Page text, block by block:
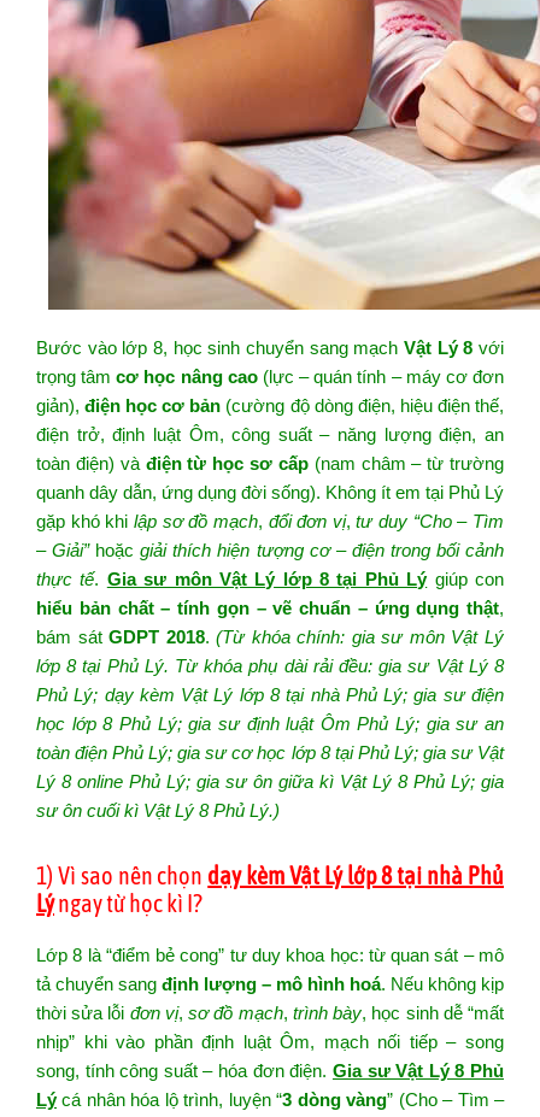
Bước vào lớp 8, học sinh chuyển sang mạch Vật Lý 8 với
trọng tâmcơ học nâng cao(lực – quán tính – máy cơ đơn
giản),điện học cơ bản (cường độ dòng điện, hiệu điện thế,
điện trở, định luật Ôm, công suất – năng lượng điện, an
toàn điện) và điện từ học sơ cấp(nam châm – từ trường
quanh dây dẫn, ứng dụng đời sống). Không ít em tại Phủ Lý
gặp khó khi lập sơ đồ mạch, đổi đơn vị,tư duy “Cho – Tìm
– Giải”hoặcgiải thích hiện tượng cơ – điện trong bối cảnh
thực tế. Gia sư môn Vật Lý lớp 8 tại Phủ Lýgiúp con
hiểu bản chất – tính gọn – vẽ chuẩn – ứng dụng thật,
bám sátGDPT 2018.(Từ khóa chính: gia sư môn Vật Lý
lớp 8 tại Phủ Lý. Từ khóa phụ dài rải đều: gia sư Vật Lý 8
Phủ Lý; dạy kèm Vật Lý lớp 8 tại nhà Phủ Lý; gia sư điện
học lớp 8 Phủ Lý; gia sư định luật Ôm Phủ Lý; gia sư an
toàn điện Phủ Lý; gia sư cơ học lớp 8 tại Phủ Lý; gia sư Vật
Lý 8 online Phủ Lý; gia sư ôn giữa kì Vật Lý 8 Phủ Lý; gia
sư ôn cuối kì Vật Lý 8 Phủ Lý.)
1) Vì sao nên chọn dạy kèm Vật Lý lớp 8 tại nhà Phủ
Lýngay từ học kì I?
Lớp 8 là “điểm bẻ cong” tư duy khoa học: từ quan sát – mô
tả chuyển sang định lượng – mô hình hoá. Nếu không kịp
thời sửa lỗi đơn vị,sơ đồ mạch, trình bày, học sinh dễ “mất
nhịp” khi vào phần định luật Ôm, mạch nối tiếp – song
song, tính công suất – hóa đơn điện. Gia sư Vật Lý 8 Phủ
Lýcá nhân hóa lộ trình, luyện “3 dòng vàng” (Cho – Tìm –